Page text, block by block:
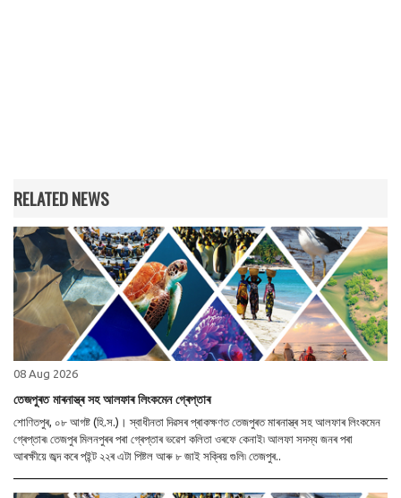
RELATED NEWS
08 Aug 2026
তেজপুৰত মাৰনাস্ত্ৰ সহ আলফাৰ লিংকমেন গ্ৰেপ্তাৰ
শোণিতপুৰ, ০৮ আগষ্ট (হি.স.)। স্বাধীনতা দিৱসৰ প্ৰাকক্ষণত তেজপুৰত মাৰনাস্ত্ৰ সহ আলফাৰ লিংকমেন
গ্ৰেপ্তাৰ৷ তেজপুৰ মিলনপুৰৰ পৰা গ্ৰেপ্তাৰ ভৱেশ কলিতা ওৰফে কেনাই৷ আলফা সদস্য জনৰ পৰা
আৰক্ষীয়ে জব্দ কৰে পইন্ট ২২ৰ এটা পিষ্টল আৰু ৮ জাই সক্ৰিয় গুলি৷ তেজপুৰ..